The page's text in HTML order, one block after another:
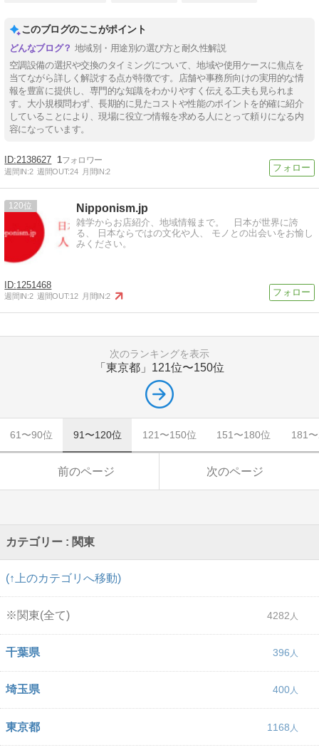
このブログのここがポイント
地域別・用途別の選び方と耐久性解説
空調設備の選択や交換のタイミングについて、地域や使用ケースに焦点を
当てながら詳しく解説する点が特徴です。店舗や事務所向けの実用的な情
報を豊富に提供し、専門的な知識をわかりやすく伝える工夫も見られま
す。大小規模問わず、長期的に見たコストや性能のポイントを的確に紹介
していることにより、現場に役立つ情報を求める人にとって頼りになる内
容になっています。
2138627 1
週間IN:2 週間OUT:24 月間IN:2
120 Nipponism.jp
雑学からお店紹介、地域情報まで。 日本が世界に誇
る、 日本ならではの文化や人、 モノとの出会いをお愉し
みください。
1251468
週間IN:2 週間OUT:12 月間IN:2
次のランキングを表示
「東京都」 121位〜150位
61〜90位 91〜120位 121〜150位 151〜180位 181
前のページ 次のページ
カテゴリー : 関東
(↑上のカテゴリへ移動)
※関東(全て) 4282
千葉県 396
埼玉県 400
東京都 1168